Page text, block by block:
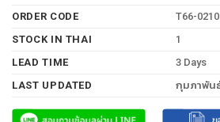
ORDER CODE
T66-0210
STOCK IN THAI
1
LEAD TIME
3 Days
LAST UPDATED
กุมภาพัน